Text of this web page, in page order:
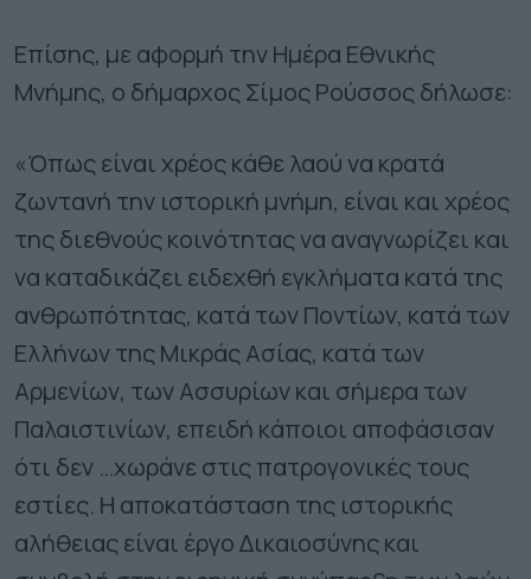
Επίσης, με αφορμή την Ημέρα Εθνικής
Μνήμης, ο δήμαρχος Σίμος Ρούσσος δήλωσε:
«Όπως είναι χρέος κάθε λαού να κρατά
ζωντανή την ιστορική μνήμη, είναι και χρέος
της διεθνούς κοινότητας να αναγνωρίζει και
να καταδικάζει ειδεχθή εγκλήματα κατά της
ανθρωπότητας, κατά των Ποντίων, κατά των
Ελλήνων της Μικράς Ασίας, κατά των
Αρμενίων, των Ασσυρίων και σήμερα των
Παλαιστινίων, επειδή κάποιοι αποφάσισαν
ότι δεν …χωράνε στις πατρογονικές τους
εστίες. Η αποκατάσταση της ιστορικής
αλήθειας είναι έργο Δικαιοσύνης και